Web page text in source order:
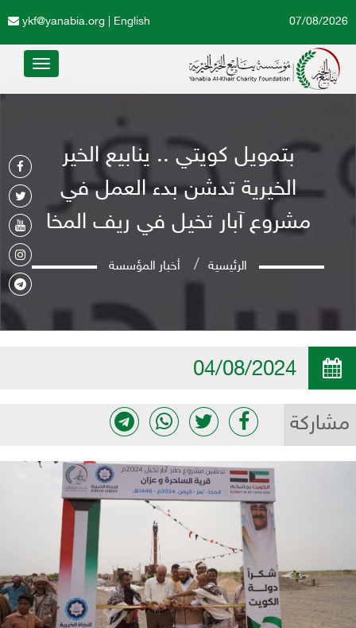
English
ykf@yanabia.org 07/08/2026
Toggle
بتمويل كويتي .. ينابيع الخير
الخيرية تدشن بدء العمل في
مشروع آبار تخيل في ريف المخا
الرئيسية أخبار المؤسسة
مشاركة